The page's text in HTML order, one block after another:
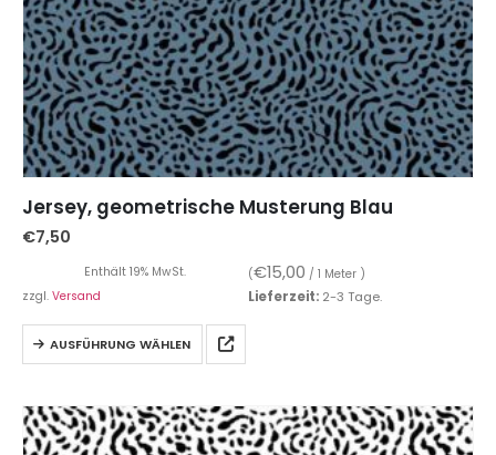
Jersey, geometrische Musterung Blau
€7,50
Enthält 19% MwSt. (€15,00 / 1 Meter )
zzgl. Versand Lieferzeit: 2-3 Tage.
AUSFÜHRUNG WÄHLEN